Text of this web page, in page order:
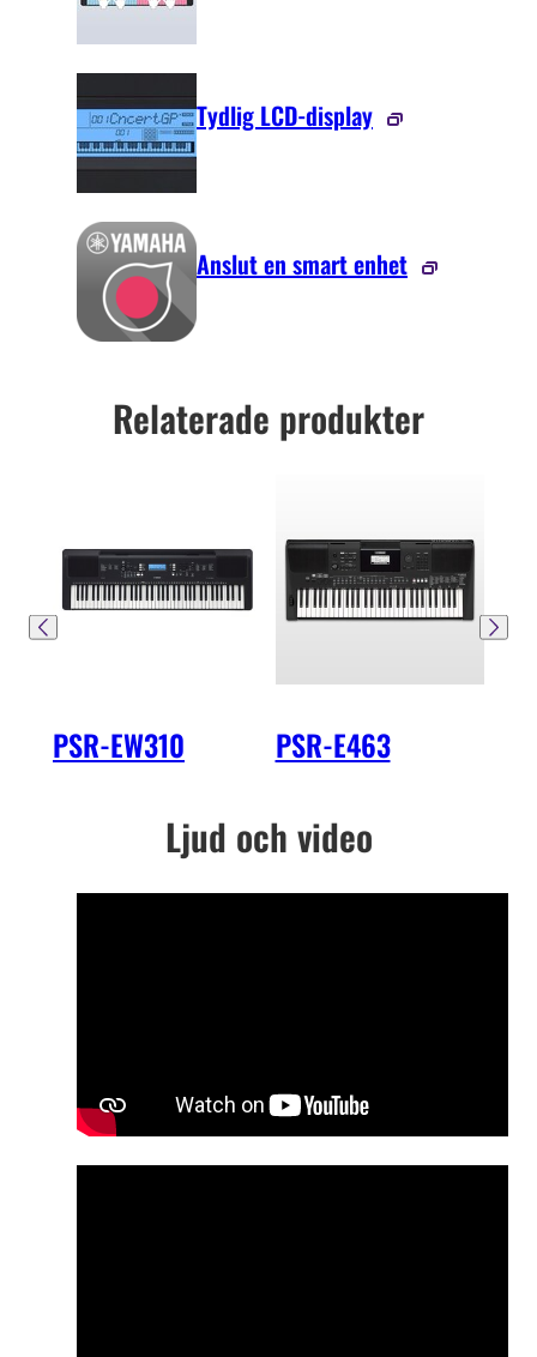
Tydlig LCD-display
Anslut en smart enhet
Relaterade produkter
PSR-EW310 PSR-E463
Ljud och video